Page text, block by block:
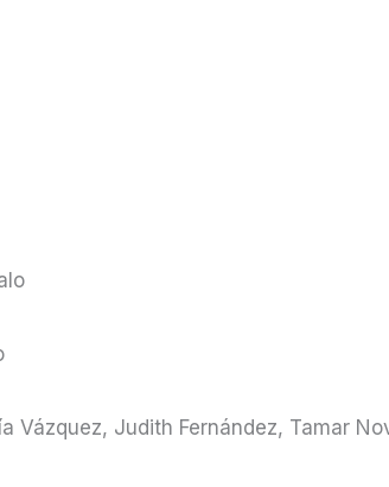
Vázquez, Judith Fernández, Tamar